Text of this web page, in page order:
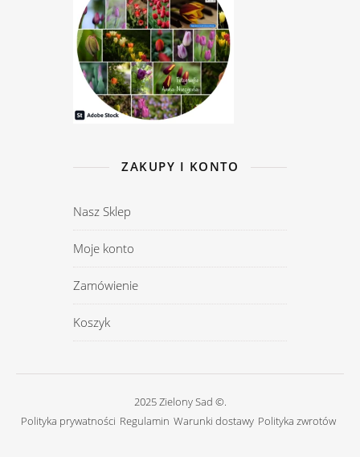
ZAKUPY I KONTO
Nasz Sklep
Moje konto
Zamówienie
Koszyk
2025 Zielony Sad ©.
Polityka prywatności Regulamin Warunki dostawy Polityka zwrotów